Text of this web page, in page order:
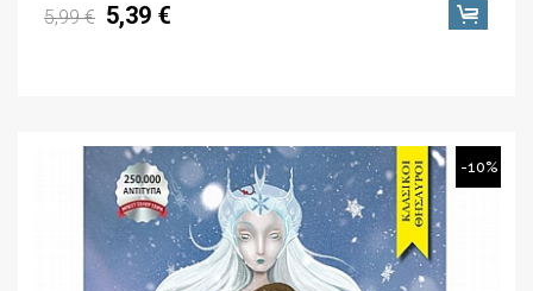
5,99 € 5,39 €
-10%